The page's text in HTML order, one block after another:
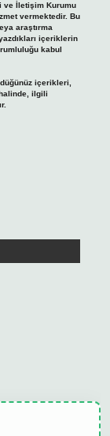
ve İletişim Kurumu
vermektedir. Bu
araştırma
içeriklerin
kabul
içerikleri,
ilgili